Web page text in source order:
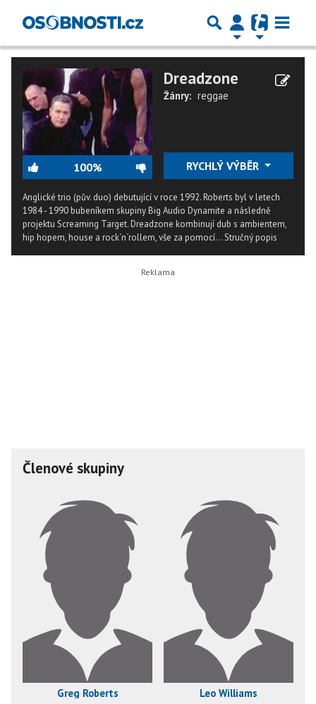
100%
Dreadzone
Žánry: reggae
RYCHLÝ VÝBĚR
Anglické trio (pův. duo) debutující v roce 1992. Roberts byl v letech
1984 - 1990 bubeníkem skupiny Big Audio Dynamite a následně
projektu Screaming Target. Dreadzone kombinují dub s ambientem,
hip hopem, house a rock´n´rollem, vše za pomocí...Stručný popis
Členové skupiny
Greg Roberts Leo Williams